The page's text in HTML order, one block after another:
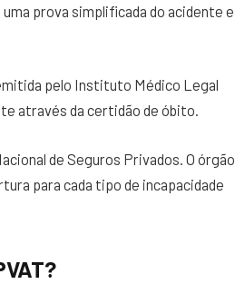
prova simplificada do acidente e
pelo Instituto Médico Legal
através da certidão de óbito.
de Seguros Privados. O órgão
para cada tipo de incapacidade